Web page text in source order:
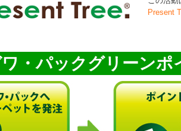
Present
・パックグリーン